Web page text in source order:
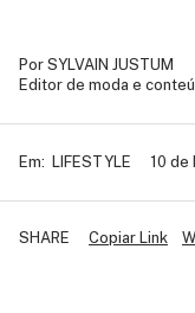
Por SYLVAIN JUSTUM
Editor de moda e
Em: LIFESTYLE 10 de
Copiar Link
SHARE